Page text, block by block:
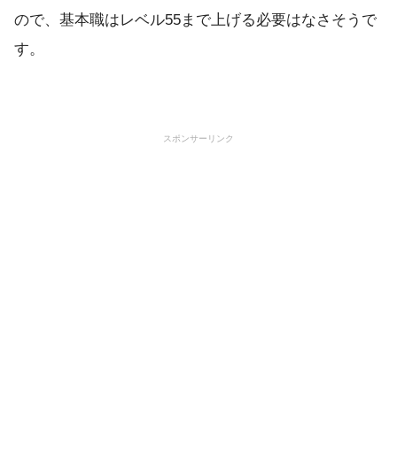
ので、基本職はレベル55まで上げる必要はなさそうで
す。
スポンサーリンク